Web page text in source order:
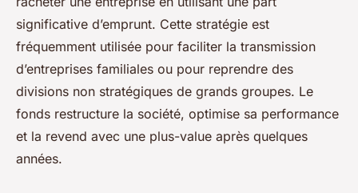
significative d’emprunt. Cette stratégie est
fréquemment utilisée pour faciliter la transmission
d’entreprises familiales ou pour reprendre des
divisions non stratégiques de grands groupes. Le
fonds restructure la société, optimise sa performance
et la revend avec une plus-value après quelques
années.